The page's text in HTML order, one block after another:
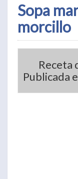
Sopa
morcillo
Receta
Publicada